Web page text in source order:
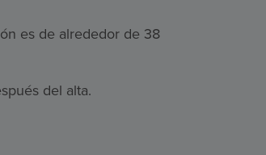
es de alrededor de 38
del alta.